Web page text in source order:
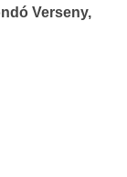
Verseny,